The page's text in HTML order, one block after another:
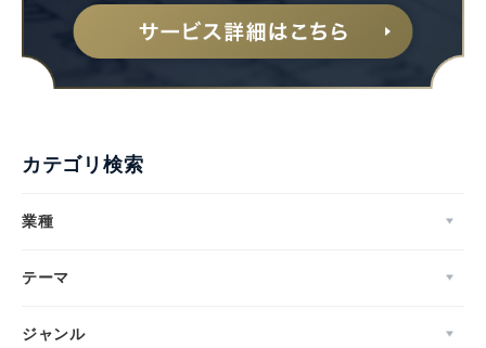
カテゴリ検索
業種
テーマ
ジャンル